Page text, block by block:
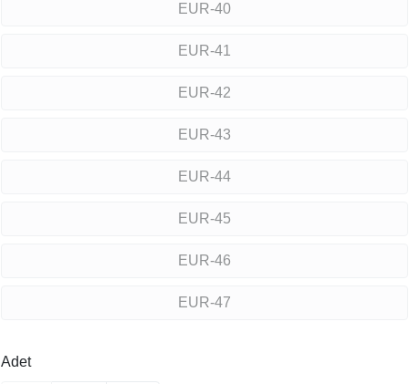
EUR-40
EUR-41
EUR-42
EUR-43
EUR-44
EUR-45
EUR-46
EUR-47
Adet